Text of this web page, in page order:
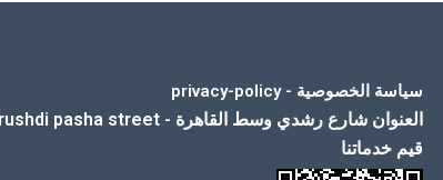
سياسة الخصوصية - privacy-policy
العنوان شارع رشدي وسط القاهرة - rushdi pasha street
قيم خدماتنا